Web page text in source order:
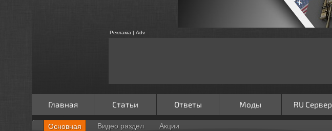
Как добавить свое видео?
Реклама | Adv
Главная Статьи Ответы Моды RU Сервер
Основная Видео раздел Акции